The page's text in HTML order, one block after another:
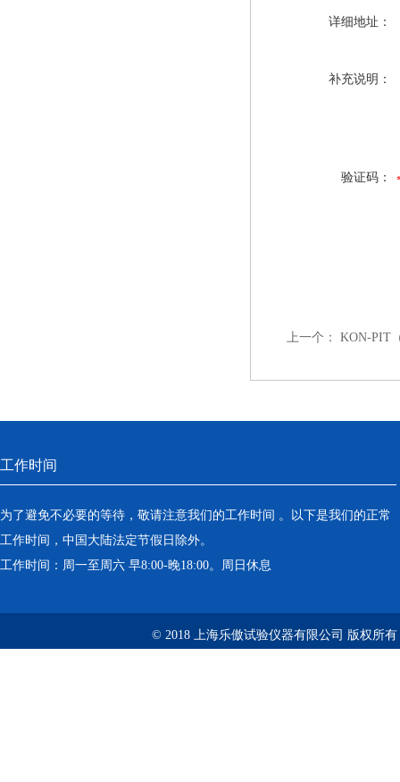
详细地址：
补充说明：
验证码：
上一个： KON-PIT
工作时间
为了避免不必要的等待，敬请注意我们的工作时间 。以下是我们的正常
工作时间，中国大陆法定节假日除外。
工作时间：周一至周六 早8:00-晚18:00。周日休息
© 2018 上海乐傲试验仪器有限公司 版权所